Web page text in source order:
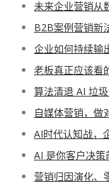
未来企业营销从
B2B案例营销新
企业如何持续输
老板真正应该看
算法清退 AI 垃
自媒体营销，做
AI时代认知战，
AI 是你客户决
营销归因演化、